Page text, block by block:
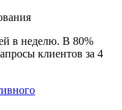
в неделю. В 80%
клиентов за 4